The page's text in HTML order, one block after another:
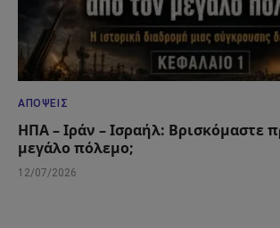
ΑΠΌΨΕΙΣ
ΗΠΑ – Ιράν – Ισραήλ: Βρισκόμαστε
μεγάλο πόλεμο;
12/07/2026